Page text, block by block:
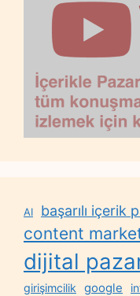
AI başarılı içerik
content
dijital
girişimcilik google